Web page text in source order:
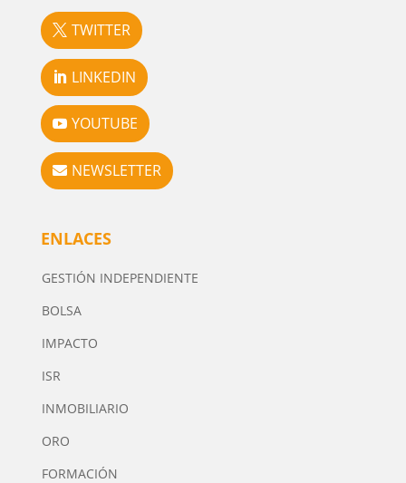
TWITTER
LINKEDIN
YOUTUBE
NEWSLETTER
ENLACES
GESTIÓN INDEPENDIENTE
BOLSA
IMPACTO
ISR
INMOBILIARIO
ORO
FORMACIÓN